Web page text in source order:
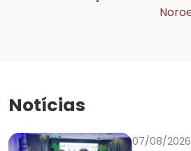
Notícias
07/08/2026